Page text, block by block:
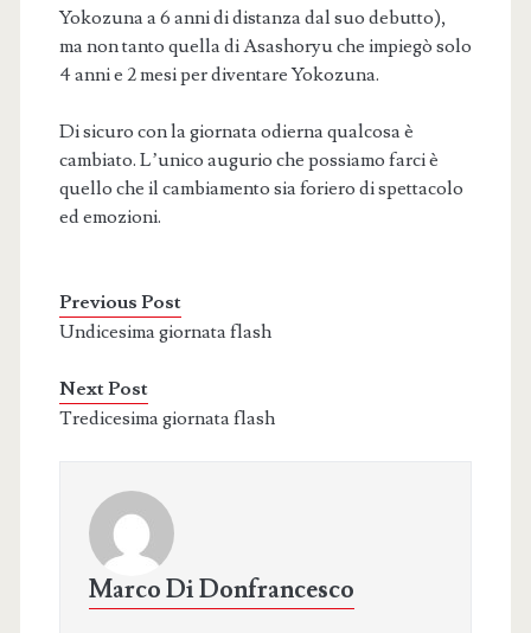
Yokozuna a 6 anni di distanza dal suo debutto),
ma non tanto quella di Asashoryu che impiegò solo
4 anni e 2 mesi per diventare Yokozuna.
Di sicuro con la giornata odierna qualcosa è
cambiato. L’unico augurio che possiamo farci è
quello che il cambiamento sia foriero di spettacolo
ed emozioni.
Previous Post
Undicesima giornata flash
Next Post
Tredicesima giornata flash
Marco Di Donfrancesco